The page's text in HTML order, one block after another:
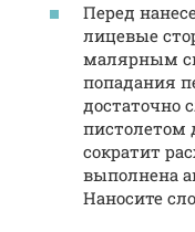
Перед
лицевые
малярным
попадания
достаточно
пистолетом
сократит
выполнена
Наносите